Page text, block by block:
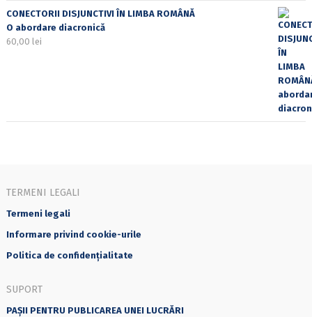
CONECTORII DISJUNCTIVI ÎN LIMBA ROMÂNĂ
O abordare diacronică
60,00 lei
TERMENI LEGALI
Termeni legali
Informare privind cookie-urile
Politica de confidențialitate
SUPORT
PAȘII PENTRU PUBLICAREA UNEI LUCRĂRI